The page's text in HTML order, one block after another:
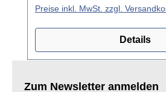
Preise inkl. MwSt. zzgl.
Details
Zum Newsletter anmelden